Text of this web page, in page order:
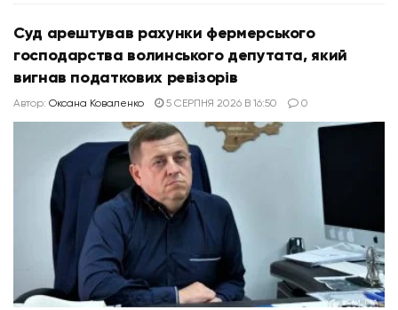
Суд арештував рахунки фермерського
господарства волинського депутата, який
вигнав податкових ревізорів
Автор: Оксана Коваленко 5 СЕРПНЯ 2026 В 16:50 0